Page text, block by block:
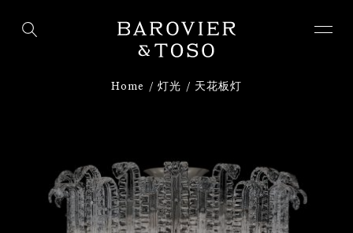
Home 灯光 天花板灯
下载